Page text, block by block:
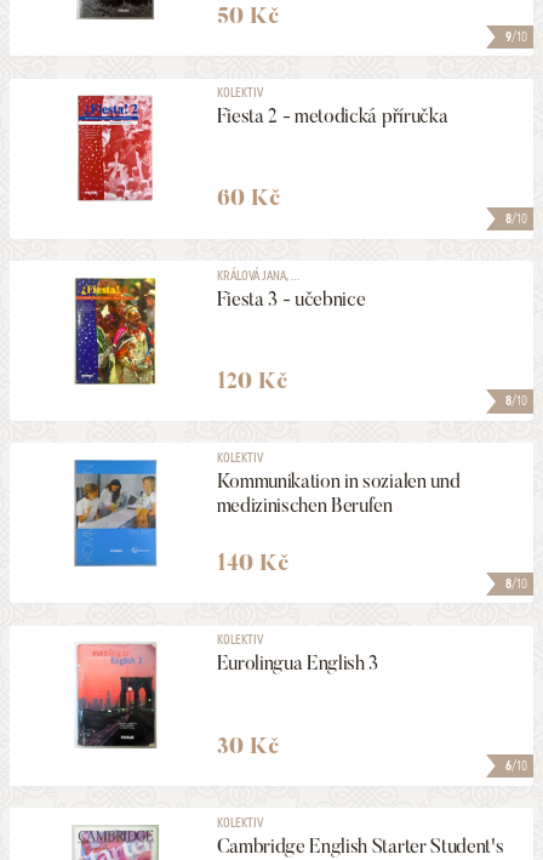
9/10
50 Kč
8/10
KOLEKTIV
Fiesta 2 - metodická příručka
60 Kč
8/10
KRÁLOVÁ JANA, ...
Fiesta 3 - učebnice
120 Kč
8/10
KOLEKTIV
Kommunikation in sozialen und
medizinischen Berufen
140 Kč
6/10
KOLEKTIV
Eurolingua English 3
30 Kč
KOLEKTIV
Cambridge English Starter Student's